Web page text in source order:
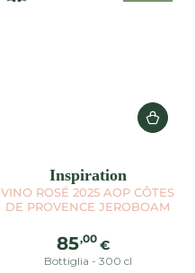
Inspiration
VINO ROSÉ 2025 AOP CÔTES
DE PROVENCE JEROBOAM
Prezzo
regolare
85,00 €
Bottiglia - 300 cl